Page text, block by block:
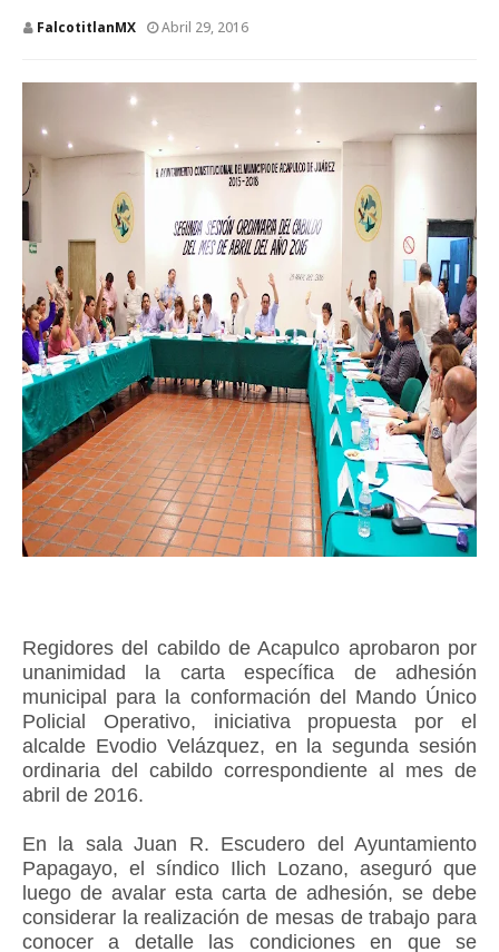
FalcotitlanMX Abril 29, 2016
Regidores del cabildo de Acapulco aprobaron por
unanimidad la carta específica de adhesión
municipal para la conformación del Mando Único
Policial Operativo, iniciativa propuesta por el
alcalde Evodio Velázquez, en la segunda sesión
ordinaria del cabildo correspondiente al mes de
abril de 2016.
En la sala Juan R. Escudero del Ayuntamiento
Papagayo, el síndico Ilich Lozano, aseguró que
luego de avalar esta carta de adhesión, se debe
considerar la realización de mesas de trabajo para
conocer a detalle las condiciones en que se